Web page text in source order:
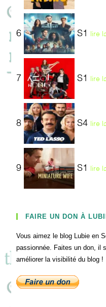
6 S1 lire
7 S1 lire
8 S4 lire
9 S1 lire
FAIRE UN DON À
Vous aimez le blog Lubie en
passionnée. Faites un don, il
améliorer la visibilité du blog !